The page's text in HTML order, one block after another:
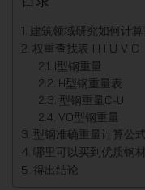
建筑领域研究如何计
权重查找表 H I U V C
I型钢重量
H型钢重量表
型钢重量C-U
VO型钢重量
型钢准确重量计算公式
哪里可以买到优质钢
得出结论